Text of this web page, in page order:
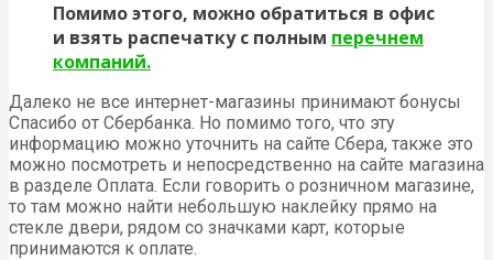
Помимо этого, можно обратиться в офис
и взять распечатку с полным перечнем
компаний.
Далеко не все интернет-магазины принимают бонусы
Спасибо от Сбербанка. Но помимо того, что эту
информацию можно уточнить на сайте Сбера, также это
можно посмотреть и непосредственно на сайте магазина
в разделе Оплата. Если говорить о розничном магазине,
то там можно найти небольшую наклейку прямо на
стекле двери, рядом со значками карт, которые
принимаются к оплате.